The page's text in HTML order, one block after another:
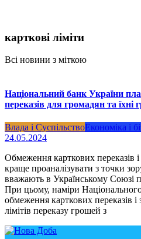
карткові ліміти
Всі новини з міткою
Національний банк України
переказів для громадян та
Влада і СуспільствоЕкономіка і
24.05.2024
Обмеження карткових переказів і
краще проаналізувати з точки
вважають в Українському Союзі
При цьому, наміри
обмеження карткових переказів
лімітів переказу грошей з